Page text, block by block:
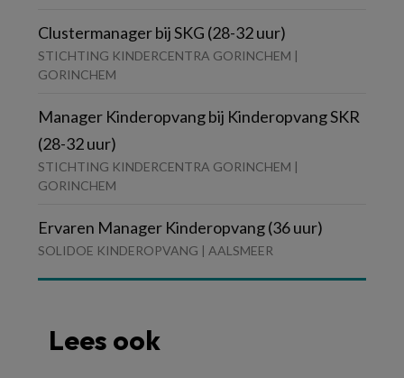
Clustermanager bij SKG (28-32 uur)
STICHTING KINDERCENTRA GORINCHEM |
GORINCHEM
Manager Kinderopvang bij Kinderopvang SKR
(28-32 uur)
STICHTING KINDERCENTRA GORINCHEM |
GORINCHEM
Ervaren Manager Kinderopvang (36 uur)
SOLIDOE KINDEROPVANG | AALSMEER
Lees ook